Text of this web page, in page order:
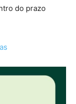
do prazo